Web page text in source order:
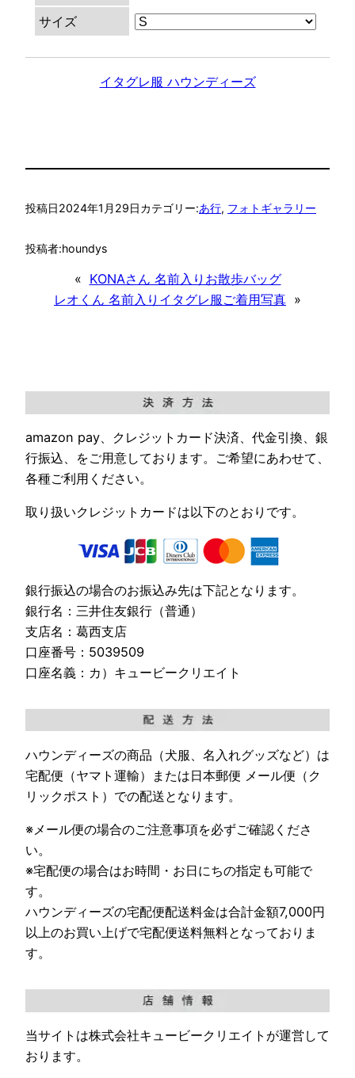
サイズ
イタグレ服 ハウンディーズ
投稿日2024年1月29日カテゴリー:あ行, フォトギャラリー
投稿者:houndys
« KONAさん 名前入りお散歩バッグ
レオくん 名前入りイタグレ服ご着用写真 »
amazon pay、クレジットカード決済、代金引換、銀
行振込、をご用意しております。ご希望にあわせて、
各種ご利用ください。
取り扱いクレジットカードは以下のとおりです。
銀行振込の場合のお振込み先は下記となります。
銀行名：三井住友銀行（普通）
支店名：葛西支店
口座番号：5039509
口座名義：カ）キュービークリエイト
ハウンディーズの商品（犬服、名入れグッズなど）は
宅配便（ヤマト運輸）または日本郵便 メール便（ク
リックポスト）での配送となります。
※メール便の場合のご注意事項を必ずご確認くださ
い。
※宅配便の場合はお時間・お日にちの指定も可能で
す。
ハウンディーズの宅配便配送料金は合計金額7,000円
以上のお買い上げで宅配便送料無料となっておりま
す。
当サイトは株式会社キュービークリエイトが運営して
おります。